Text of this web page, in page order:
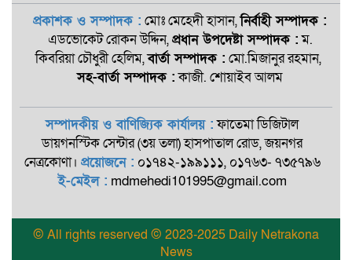
প্রকাশক ও সম্পাদক : মোঃ মেহেদী হাসান,নির্বাহী সম্পাদক :
এডভোকেট রোকন ‍উদ্দিন,প্রধান উপদেষ্টা সম্পাদক :ম.
কিবরিয়া চৌধুরী হেলিম,বার্তা সম্পাদক : মো.মিজানুর রহমান,
সহ-বার্তা সম্পাদক :কাজী. শোয়াইব আলম
সম্পাদকীয় ও বাণিজ্যিক কার্যালয় :ফাতেমা ডিজিটাল
ডায়গনস্টিক সেন্টার (৩য় তলা) হাসপাতাল রোড, জয়নগর
নেত্রকোণা। প্রয়োজনে : ০১৭৪২-১৯৯১১১, ০১৭৬৩- ৭৩৫৭৯৬
ই-মেইল : mdmehedi101995@gmail.com
© All rights reserved © 2023-2025 Daily Netrakona
News